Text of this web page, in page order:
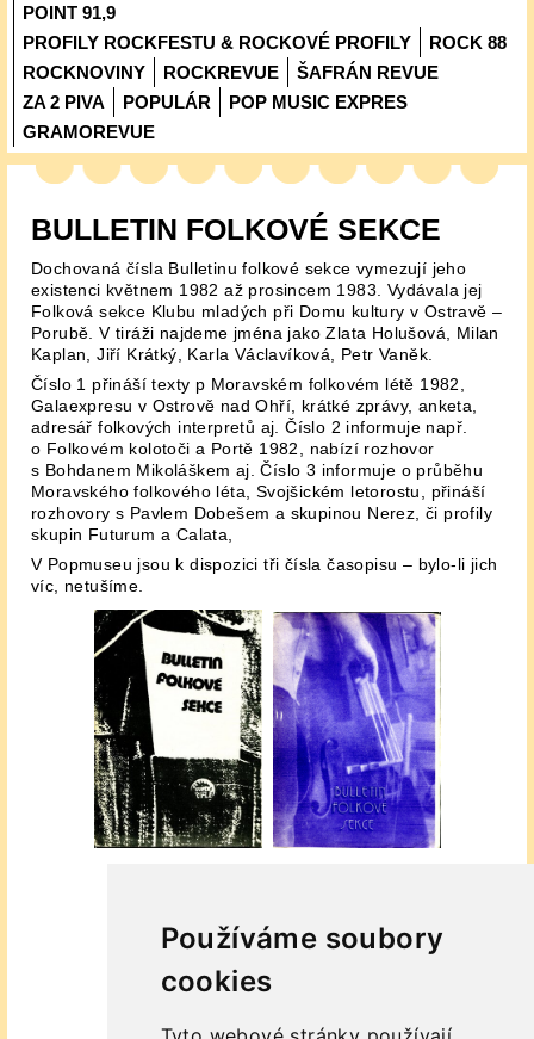
Používáme soubory
cookies
POINT 91,9
PROFILY ROCKFESTU & ROCKOVÉ PROFILY
ROCK 88
ROCKNOVINY
ROCKREVUE
ŠAFRÁN REVUE
ZA 2 PIVA
POPULÁR
POP MUSIC EXPRES
GRAMOREVUE
BULLETIN FOLKOVÉ SEKCE
Dochovaná čísla Bulletinu folkové sekce vymezují jeho
existenci květnem 1982 až prosincem 1983. Vydávala jej
Folková sekce Klubu mladých při Domu kultury v Ostravě –
Porubě. V tiráži najdeme jména jako Zlata Holušová, Milan
Kaplan, Jiří Krátký, Karla Václavíková, Petr Vaněk.
Číslo 1 přináší texty p Moravském folkovém létě 1982,
Galaexpresu v Ostrově nad Ohří, krátké zprávy, anketa,
adresář folkových interpretů aj. Číslo 2 informuje např.
o Folkovém kolotoči a Portě 1982, nabízí rozhovor
s Bohdanem Mikoláškem aj. Číslo 3 informuje o průběhu
Moravského folkového léta, Svojšickém letorostu, přináší
rozhovory s Pavlem Dobešem a skupinou Nerez, či profily
skupin Futurum a Calata,
V Popmuseu jsou k dispozici tři čísla časopisu – bylo-li jich
víc, netušíme.